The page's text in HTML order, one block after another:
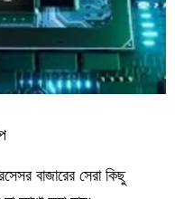
বাজারের সেরা কিছু